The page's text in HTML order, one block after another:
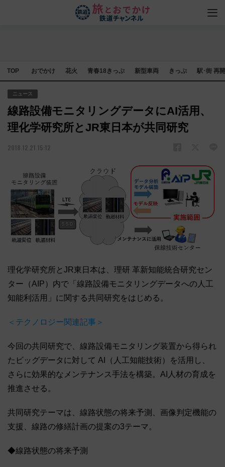
TOP おでかけ 花火 青春18きっぷ 新型車両 きっぷ 駅･街 再
ニュース
線路設備モニタリングデータにAI活用、
理化学研究所とJR東日本が共同研究
2018.12.21 15:12
理化学研究所とJR東日本は、理研 革新知能統合研究セン
ター（AIP）内で「線路設備モニタリングデータへの人工
知能利活用」に関する共同研究をはじめる。
＜テクノロジー関連記事＞
今回の共同研究で、線路設備モニタリング装置から得られ
たビッグデータに対して AI（人工知能技術）を活用し、
さらに効果的なメンテナンス手法を構築。AI人材の育成を
推進させる。
共同研究テーマは、線路状態の将来予測、画像判定機能の
支援、線路の修繕計画の提案の3テーマ。
◆線路状態の将来予測